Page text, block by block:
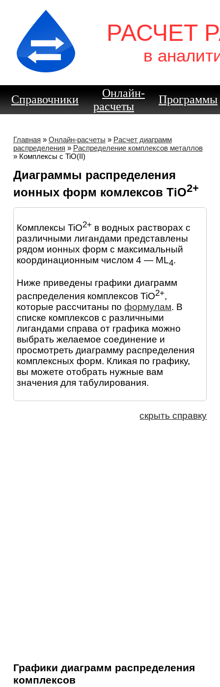
РАСЧЕТ
в
Справочники
Онлайн-
расчеты
Программы
Главная » Онлайн-расчеты » Расчет диаграмм
распределения » Распределение комплексов металлов
» Комплексы с TiO(II)
Диаграммы распределения
ионных форм комлексов TiO2+
Комплексы TiO2+ в водных растворах с
различными лигандами представлены
рядом ионных форм с максимальный
координационным числом 4 — ML4.
Ниже приведены графики диаграмм
распределения комплексов TiO2+,
которые рассчитаны поформулам. В
списке комплексов с различными
лигандами справа от графика можно
выбрать желаемое соединение и
просмотреть диаграмму распределения
комплексных форм. Кликая по графику,
вы можете отобрать нужные вам
значения для табулирования.
скрыть справку
Графики диаграмм распределения
комплексов